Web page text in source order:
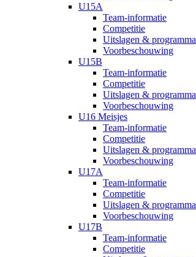
U15A
Team-informatie
Competitie
Uitslagen & programma
Voorbeschouwing
U15B
Team-informatie
Competitie
Uitslagen & programma
Voorbeschouwing
U16 Meisjes
Team-informatie
Competitie
Uitslagen & programma
Voorbeschouwing
U17A
Team-informatie
Competitie
Uitslagen & programma
Voorbeschouwing
U17B
Team-informatie
Competitie